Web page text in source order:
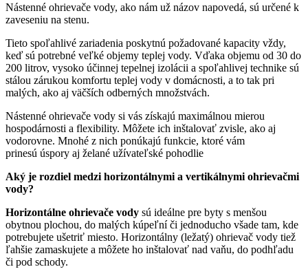
Nástenné ohrievače vody, ako nám už názov napovedá, sú určené k
zaveseniu na stenu.
Tieto spoľahlivé zariadenia poskytnú požadované kapacity vždy,
keď sú potrebné veľké objemy teplej vody. Vďaka objemu od 30 do
200 litrov, vysoko účinnej tepelnej izolácii a spoľahlivej technike sú
stálou zárukou komfortu teplej vody v domácnosti, a to tak pri
malých, ako aj väčších odberných množstvách.
Nástenné ohrievače vody si vás získajú maximálnou mierou
hospodárnosti a flexibility. Môžete ich inštalovať zvisle, ako aj
vodorovne. Mnohé z nich ponúkajú funkcie, ktoré vám
prinesú úspory aj želané užívateľské pohodlie
Aký je rozdiel medzi horizontálnymi a vertikálnymi ohrievačmi
vody?
Horizontálne ohrievače vody sú ideálne pre byty s menšou
obytnou plochou, do malých kúpeľní či jednoducho všade tam, kde
potrebujete ušetriť miesto. Horizontálny (ležatý) ohrievač vody tiež
ľahšie zamaskujete a môžete ho inštalovať nad vaňu, do podhľadu
či pod schody.